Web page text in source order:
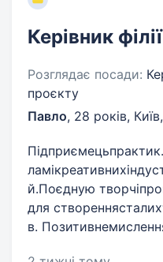
Керівник філії
Розглядає посади:
проєкту
Павло, 28 років,
й.Поєдную
для
в.